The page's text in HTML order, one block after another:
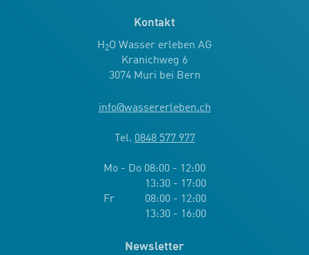
Kontakt
H2O Wasser erleben AG
Kranichweg 6
3074 Muri bei Bern
info@wassererleben.ch
Tel. 0848 577 977
Mo - Do 08:00 - 12:00
13:30 - 17:00
Fr 08:00 - 12:00
13:30 - 16:00
Newsletter